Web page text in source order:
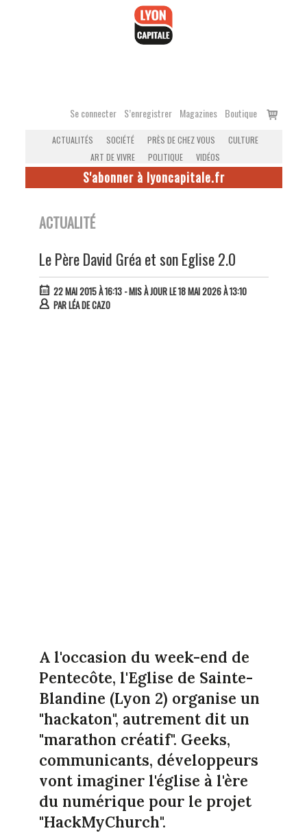
Se connecter S’enregistrer Magazines Boutique
Voir
ACTUALITÉS SOCIÉTÉ PRÈS DE CHEZ VOUS
CULTURE
ART DE VIVRE
POLITIQUE VIDÉOS
S'abonner à lyoncapitale.fr
ACTUALITÉ
Le Père David Gréa et son Eglise 2.0
22 MAI 2015 À 16:13- MIS À JOUR LE 18 MAI 2026 À 13:10
PARLÉA DE CAZO
A l'occasion du week-end de
Pentecôte, l'Eglise de Sainte-
Blandine (Lyon 2) organise un
"hackaton", autrement dit un
"marathon créatif". Geeks,
communicants, développeurs
vont imaginer l'église à l'ère
du numérique pour le projet
"HackMyChurch".